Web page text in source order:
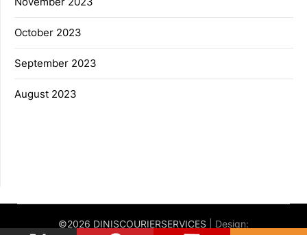
October 2023
September 2023
August 2023
©2026 DINISCOURIERSERVICES
| Design: